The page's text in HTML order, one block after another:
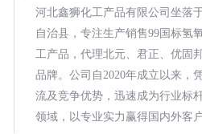
河北鑫狮化工产品有限公司坐落
自治县，专注生产销售99国标氢
工产品，代理北元、君正、优固
品牌。公司自2020年成立以来，
流及竞争优势，迅速成为行业标
领域，以专业实力赢得国内外客户